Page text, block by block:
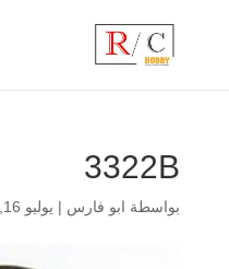
3322B
بواسطة ابو فارس | يوليو 16, 2020